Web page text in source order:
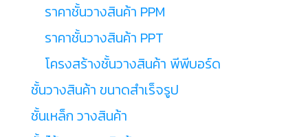
ราคาชั้นวางสินค้า PPM
ราคาชั้นวางสินค้า PPT
โครงสร้างชั้นวางสินค้า พีพีบอร์ด
ชั้นวางสินค้า ขนาดสำเร็จรูป
ชั้นเหล็ก วางสินค้า